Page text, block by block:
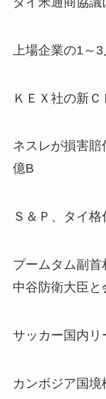
上場企業の1～
ＫＥＸ社の新
ネスレが損害
億B
Ｓ＆Ｐ、タイ
プームタム副首
中谷防衛大臣と
サッカー国内
カンボジア国